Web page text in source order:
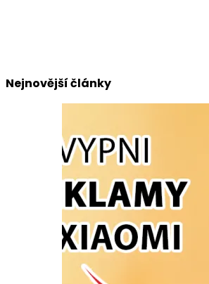
Nejnovější články